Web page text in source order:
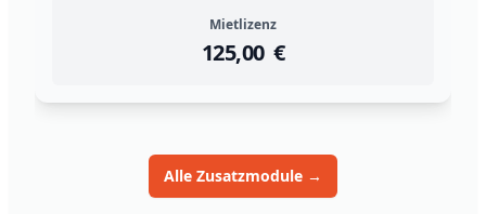
Alle Zusatzmodule →